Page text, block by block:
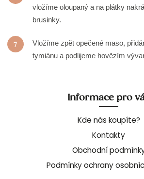
vložíme oloupaný a na plátky
brusinky.
7
Vložíme zpět opečené maso,
tymiánu a podlijeme hovězím
Informace pro
Kde nás koupíte?
Kontakty
Obchodní
Podmínky ochrany